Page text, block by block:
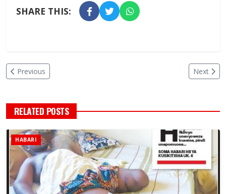
SHARE THIS:
Previous Next
RELATED POSTS
HABARI